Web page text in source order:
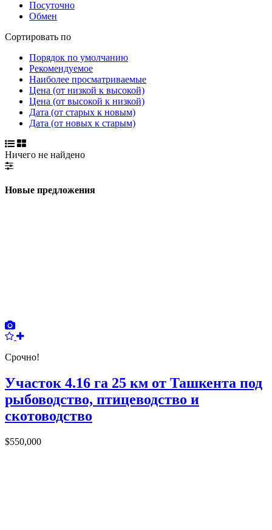
Посуточно
Обмен
Сортировать по
Порядок по умолчанию
Рекомендуемое
Наиболее просматриваемые
Цена (от низкой к высокой)
Цена (от высокой к низкой)
Дата (от старых к новым)
Дата (от новых к старым)
Ничего не найдено
Новые предложения
Срочно!
Участок 4.16 га 25 км от Ташкента под
рыбоводство, птицеводство и
скотоводство
$550,000